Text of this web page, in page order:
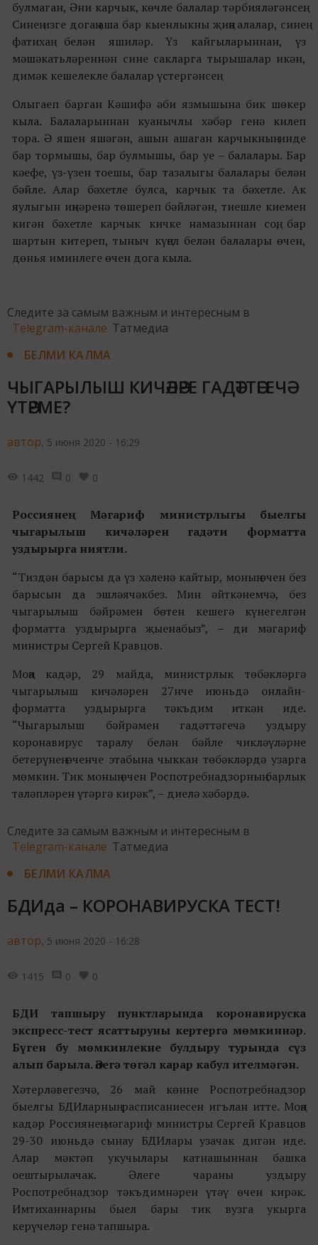
булмаган, Әни карчык, көчле балалар тәрбияләгәнсең.
Синең изге догаң аша бар кыенлыкны җиңә алалар, синең
фатихаң белән яшиләр. Үз кайгыларыннан, үз
мәшәкатьләреннән сине сакларга тырышалар икән,
димәк кешелекле балалар үстергәнсең.
Олыгаеп барган Кәшифә әби язмышына бик шөкер
кыла. Балаларыннан куанычлы хәбәр генә килеп
тора. Ә яшен яшәгән, ашын ашаган карчыкның инде
бар тормышы, бар булмышы, бар уе – балалары. Бар
кәефе, үз-үзен тоешы, бар тазалыгы балалары белән
бәйле. Алар бәхетле булса, карчык та бәхетле. Ак
яулыгын иңнәренә төшереп бәйләгән, тиешле киемен
кигән бәхетле карчык кичке намазыннан соң, бар
шартын китереп, тыныч күңел белән балалары өчен,
дөнья иминлеге өчен дога кыла.
Следите за самым важным и интересным в
Telegram-канале Татмедиа
БЕЛМИ КАЛМА
ЧЫГАРЫЛЫШ КИЧӘЛӘРЕ ГАДӘТТӘГЕЧӘ
ҮТӘРМЕ?
автор, 5 июня 2020 - 16:29
1442 0 0
Россиянең Мәгариф министрлыгы быелгы
чыгарылыш кичәләрен гадәти форматта
уздырырга ниятли.
“Тиздән барысы да үз хәленә кайтыр, моның өчен без
барысын да эшләячәкбез. Мин әйткәнемчә, без
чыгарылыш бәйрәмен бөтен кешегә күнегелгән
форматта уздырырга җыенабыз”, – ди мәгариф
министры Сергей Кравцов.
Моңа кадәр, 29 майда, министрлык төбәкләргә
чыгарылыш кичәләрен 27нче июньдә онлайн-
форматта уздырырга тәкъдим иткән иде.
“Чыгарылыш бәйрәмен гадәттәгечә уздыру
коронавирус таралу белән бәйле чикләүләрне
бетерүнең өченче этабына чыккан төбәкләрдә узарга
мөмкин. Тик моның өчен Роспотребнадзорның барлык
таләпләрен үтәргә кирәк”, – диелә хәбәрдә.
Следите за самым важным и интересным в
Telegram-канале Татмедиа
БЕЛМИ КАЛМА
БДИда – КОРОНАВИРУСКА ТЕСТ!
автор, 5 июня 2020 - 16:28
1415 0 0
БДИ тапшыру пунктларында коронавируска
экспресс-тест ясаттыруны кертергә мөмкиннәр.
Бүген бу мөмкинлекне булдыру турында сүз
алып барыла. Әлегә төгәл карар кабул ителмәгән.
Хәтерләвегезчә, 26 май көнне Роспотребнадзор
быелгы БДИларның расписаниесен игълан итте. Моңа
кадәр Россиянең мәгариф министры Сергей Кравцов
29-30 июньдә сынау БДИлары узачак дигән иде.
Алар мәктәп укучылары катнашыннан башка
оештырылачак. Әлеге чараны уздыру
Роспотребнадзор тәкъдимнәрен үтәү өчен кирәк.
Имтиханнарны быел бары тик вузга укырга
керүчеләр генә тапшыра.